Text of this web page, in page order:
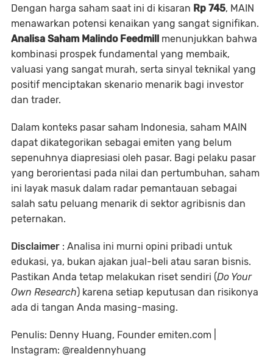
Dengan harga saham saat ini di kisaran Rp 745, MAIN
menawarkan potensi kenaikan yang sangat signifikan.
Analisa Saham Malindo Feedmill menunjukkan bahwa
kombinasi prospek fundamental yang membaik,
valuasi yang sangat murah, serta sinyal teknikal yang
positif menciptakan skenario menarik bagi investor
dan trader.
Dalam konteks pasar saham Indonesia, saham MAIN
dapat dikategorikan sebagai emiten yang belum
sepenuhnya diapresiasi oleh pasar. Bagi pelaku pasar
yang berorientasi pada nilai dan pertumbuhan, saham
ini layak masuk dalam radar pemantauan sebagai
salah satu peluang menarik di sektor agribisnis dan
peternakan.
Disclaimer : Analisa ini murni opini pribadi untuk
edukasi, ya, bukan ajakan jual-beli atau saran bisnis.
Pastikan Anda tetap melakukan riset sendiri (Do Your
Own Research) karena setiap keputusan dan risikonya
ada di tangan Anda masing-masing.
Penulis: Denny Huang, Founder emiten.com |
Instagram: @realdennyhuang